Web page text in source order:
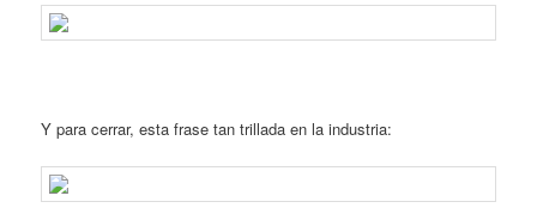
Y para cerrar, esta frase tan trillada en la industria: